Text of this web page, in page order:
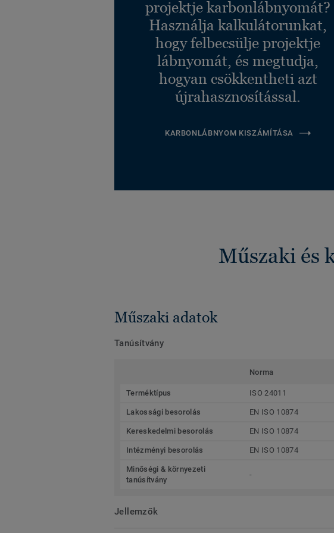
projektje karbonlábnyomát?
Használja kalkulátorunkat,
hogy felbecsülje projektje
lábnyomát, és megtudja,
hogyan csökkentheti azt
újrahasznosítással.
KARBONLÁBNYOM KISZÁMÍTÁSA
Műszaki és
Műszaki adatok
Tanúsítvány
Norma
Terméktípus ISO 24011
Lakossági besorolás EN ISO 10874
Kereskedelmi besorolás EN ISO 10874
Intézményi besorolás EN ISO 10874
Minőségi & környezeti
tanúsítvány
-
Jellemzők